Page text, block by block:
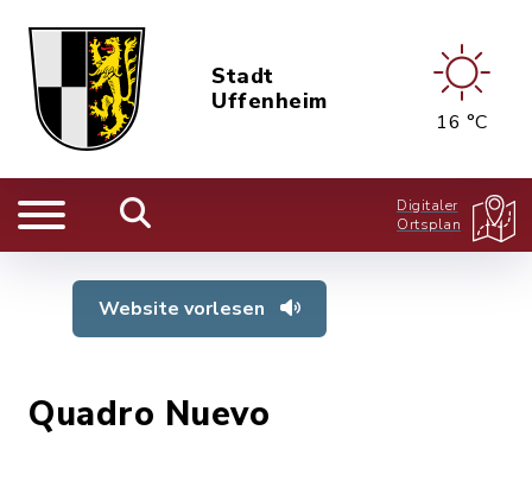
Stadt
Uffenheim
16 °C
Digitaler
Ortsplan
Website vorlesen
Quadro Nuevo